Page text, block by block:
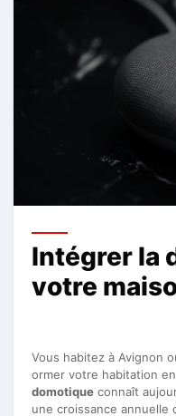
Intégrer la
votre
Vous habitez à Avignon
ormer votre habitation
domotique connaît
une croissance annuelle